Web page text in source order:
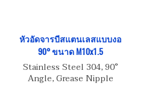
หัวอัดจารบีสแตนเลสแบบงอ
90° ขนาด M10x1.5
Stainless Steel 304, 90°
Angle, Grease Nipple